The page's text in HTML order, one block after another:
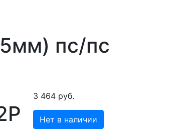
пс/пс
3 464 руб.
Нет в наличии